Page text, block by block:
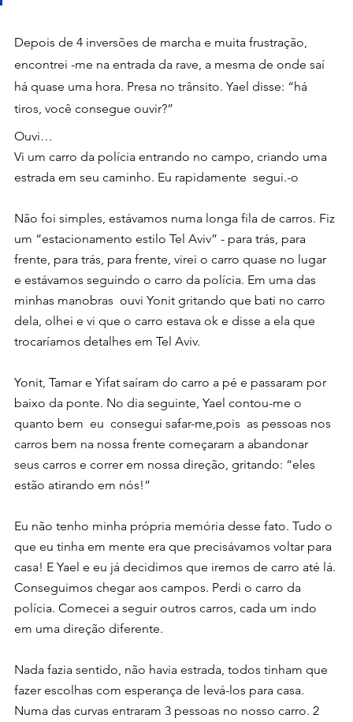
Depois de 4 inversões de marcha e muita frustração,
encontrei -me na entrada da rave, a mesma de onde saí
há quase uma hora. Presa no trânsito. Yael disse: “há
tiros, você consegue ouvir?”
Ouvi…
Vi um carro da polícia entrando no campo, criando uma
estrada em seu caminho. Eu rapidamente  segui.-o
Não foi simples, estávamos numa longa fila de carros. Fiz
um “estacionamento estilo Tel Aviv” - para trás, para
frente, para trás, para frente, virei o carro quase no lugar
e estávamos seguindo o carro da polícia. Em uma das
minhas manobras  ouvi Yonit gritando que bati no carro
dela, olhei e vi que o carro estava ok e disse a ela que
trocaríamos detalhes em Tel Aviv.
Yonit, Tamar e Yifat saíram do carro a pé e passaram por
baixo da ponte. No dia seguinte, Yael contou-me o
quanto bem  eu  consegui safar-me,pois  as pessoas nos
carros bem na nossa frente começaram a abandonar
seus carros e correr em nossa direção, gritando: “eles
estão atirando em nós!”
Eu não tenho minha própria memória desse fato. Tudo o
que eu tinha em mente era que precisávamos voltar para
casa! E Yael e eu já decidimos que iremos de carro até lá.
Conseguimos chegar aos campos. Perdi o carro da
polícia. Comecei a seguir outros carros, cada um indo
em uma direção diferente.
Nada fazia sentido, não havia estrada, todos tinham que
fazer escolhas com esperança de levá-los para casa.
Numa das curvas entraram 3 pessoas no nosso carro. 2